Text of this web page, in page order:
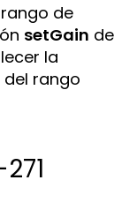
de
setGain de
la
rango